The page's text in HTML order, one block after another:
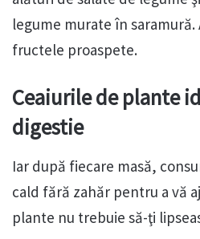
legume murate în saramură.
fructele proaspete.
Ceaiurile de plante
digestie
Iar după fiecare masă,
cald fără zahăr pentru a vă
plante nu trebuie să-ţi